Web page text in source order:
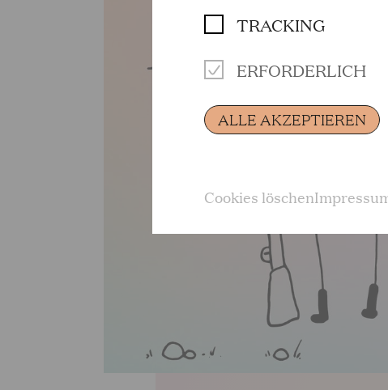
TRACKING
ERFORDERLICH
ALLE AKZEPTIEREN
Cookies löschen